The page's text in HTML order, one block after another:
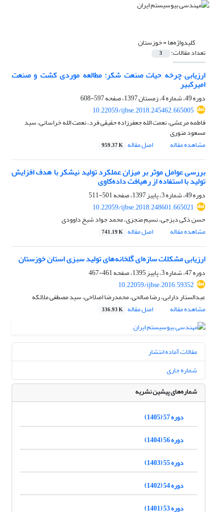
کلیدواژه‌ها =خوزستان
تعداد مقالات: 3
ارزیابی چرخه حیات صنعت شکر: مطالعه موردی کشت و صنعت
امیرکبیر
دوره 49، شماره 4، زمستان 1397، صفحه
597-608
10.22059/ijbse.2018.245462.665005
فاطمه مرعشی، نعمت الله جعفرزاده حقیقی فرد، نعمت الله خراسانی، سید
مسعود منوری
مشاهده مقاله
اصل مقاله 959.37 K
بررسی عوامل موثر بر میزان عملکرد تولید نیشکر با هدف افزایش
تولید با استفاده از رهیافت داده‌کاوی
دوره 49، شماره 3، پاییز 1397، صفحه
501-511
10.22059/ijbse.2018.248601.665021
حسن ذکی دیزجی، نسیم منجزی، محمد جواد شیخ داوودی
مشاهده مقاله
اصل مقاله 741.19 K
ارزیابی مشکلات سازه‌ای گلخانه‌های تولید سبزی استان خوزستان
دوره 47، شماره 3، پاییز 1395، صفحه
461-467
10.22059/ijbse.2016.59352
عبدالستار دارابی، رضا صالحی، محمدرضا اصلاحی، سید مصطفی ملائکه
مشاهده مقاله
اصل مقاله 336.93 K
مقالات آماده انتشار
شماره جاری
شماره‌های پیشین نشریه
دوره 57 (1405)
دوره 56 (1404)
دوره 55 (1403)
دوره 54 (1402)
دوره 53 (1401)